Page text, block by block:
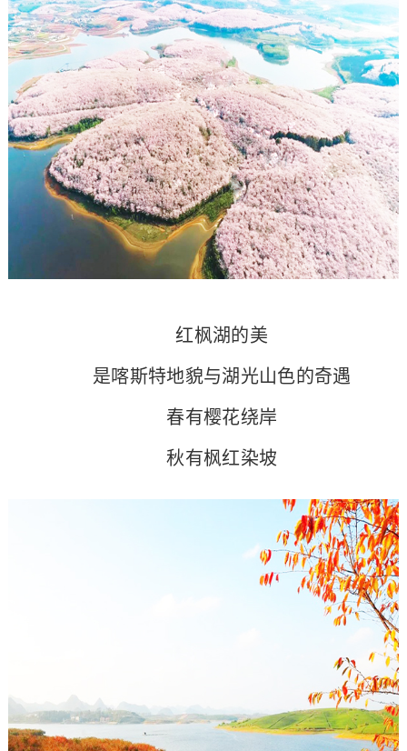
红枫湖的美
是喀斯特地貌与湖光山色的奇遇
春有樱花绕岸
秋有枫红染坡